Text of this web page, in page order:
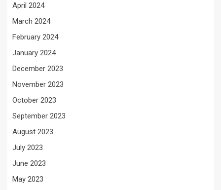
April 2024
March 2024
February 2024
January 2024
December 2023
November 2023
October 2023
September 2023
August 2023
July 2023
June 2023
May 2023